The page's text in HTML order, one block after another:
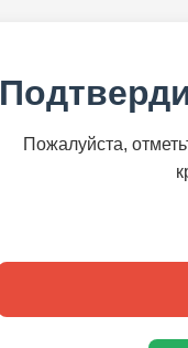
Пожалуйста,